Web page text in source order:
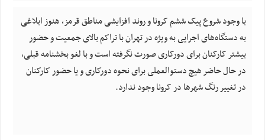
با وجود شروع پیک ششم کرونا و روند افزایشی مناطق قرمز، هنوز ابلاغی
به دستگاه‌های اجرایی به ویژه در تهران با تراکم بالای جمعیت و حضور
بیشتر کارکنان برای دورکاری صورت نگرفته است و با لغو بخشنامه قبلی،
در حال حاضر هیچ دستوالعملی برای نحوه دورکاری و یا حضور کارکنان
در تغییر رنگ شهرها در کرونا وجود ندارد.